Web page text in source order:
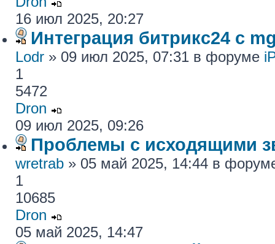
16 июл 2025, 20:27
Интеграция битрикс24 с
Lodr » 09 июл 2025, 07:31 в форуме
1
5472
Dron
09 июл 2025, 09:26
Проблемы с исходящими
wretrab » 05 май 2025, 14:44 в
1
10685
Dron
05 май 2025, 14:47